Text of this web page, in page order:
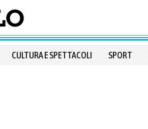
CULTURA E SPETTACOLI SPORT